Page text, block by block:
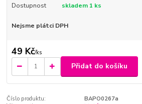
Dostupnost skladem 1 ks
Nejsme plátci DPH
49 Kč/ks
Přidat do košíku
Číslo produktu:
BAPO0267a